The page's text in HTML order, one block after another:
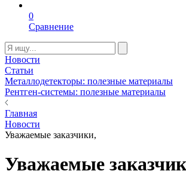
0
Сравнение
Новости
Статьи
Металлодетекторы: полезные материалы
Рентген-системы: полезные материалы
Главная
Новости
Уважаемые заказчики,
Уважаемые